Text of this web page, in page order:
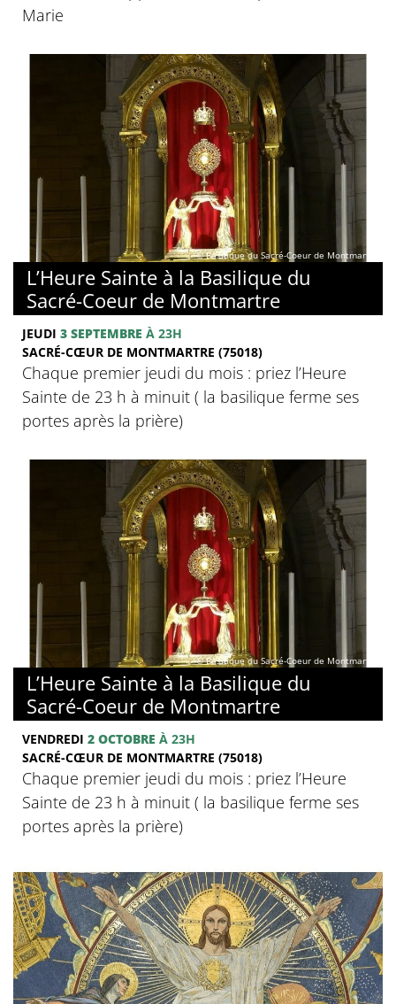
Marie
© Basilique du Sacré-Coeur de Montmartre
L’Heure Sainte à la Basilique du
Sacré-Coeur de Montmartre
JEUDI 3 SEPTEMBRE À 23H
SACRÉ-CŒUR DE MONTMARTRE (75018)
Chaque premier jeudi du mois : priez l’Heure
Sainte de 23 h à minuit ( la basilique ferme ses
portes après la prière)
© Basilique du Sacré-Coeur de Montmartre
L’Heure Sainte à la Basilique du
Sacré-Coeur de Montmartre
VENDREDI 2 OCTOBRE À 23H
SACRÉ-CŒUR DE MONTMARTRE (75018)
Chaque premier jeudi du mois : priez l’Heure
Sainte de 23 h à minuit ( la basilique ferme ses
portes après la prière)